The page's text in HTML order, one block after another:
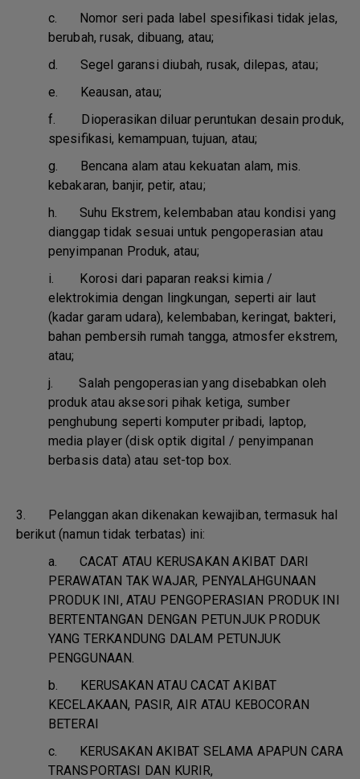
c. Nomor seri pada label spesifikasi tidak jelas,
berubah, rusak, dibuang, atau;
d. Segel garansi diubah, rusak, dilepas, atau;
e. Keausan, atau;
f. Dioperasikan diluar peruntukan desain produk,
spesifikasi, kemampuan, tujuan, atau;
g. Bencana alam atau kekuatan alam, mis.
kebakaran, banjir, petir, atau;
h. Suhu Ekstrem, kelembaban atau kondisi yang
dianggap tidak sesuai untuk pengoperasian atau
penyimpanan Produk, atau;
i. Korosi dari paparan reaksi kimia /
elektrokimia dengan lingkungan, seperti air laut
(kadar garam udara), kelembaban, keringat, bakteri,
bahan pembersih rumah tangga, atmosfer ekstrem,
atau;
j.Salah pengoperasian yang disebabkan oleh
produk atau aksesori pihak ketiga, sumber
penghubung seperti komputer pribadi, laptop,
media player (disk optik digital / penyimpanan
berbasis data) atau set-top box.
3. Pelanggan akan dikenakan kewajiban, termasuk hal
berikut (namun tidak terbatas) ini:
a. CACAT ATAU KERUSAKAN AKIBAT DARI
PERAWATAN TAK WAJAR, PENYALAHGUNAAN
PRODUK INI, ATAU PENGOPERASIAN PRODUK INI
BERTENTANGAN DENGAN PETUNJUK PRODUK
YANG TERKANDUNG DALAM PETUNJUK
PENGGUNAAN.
b. KERUSAKAN ATAU CACAT AKIBAT
KECELAKAAN, PASIR, AIR ATAU KEBOCORAN
BETERAI
c. KERUSAKAN AKIBAT SELAMA APAPUN CARA
TRANSPORTASI DAN KURIR,